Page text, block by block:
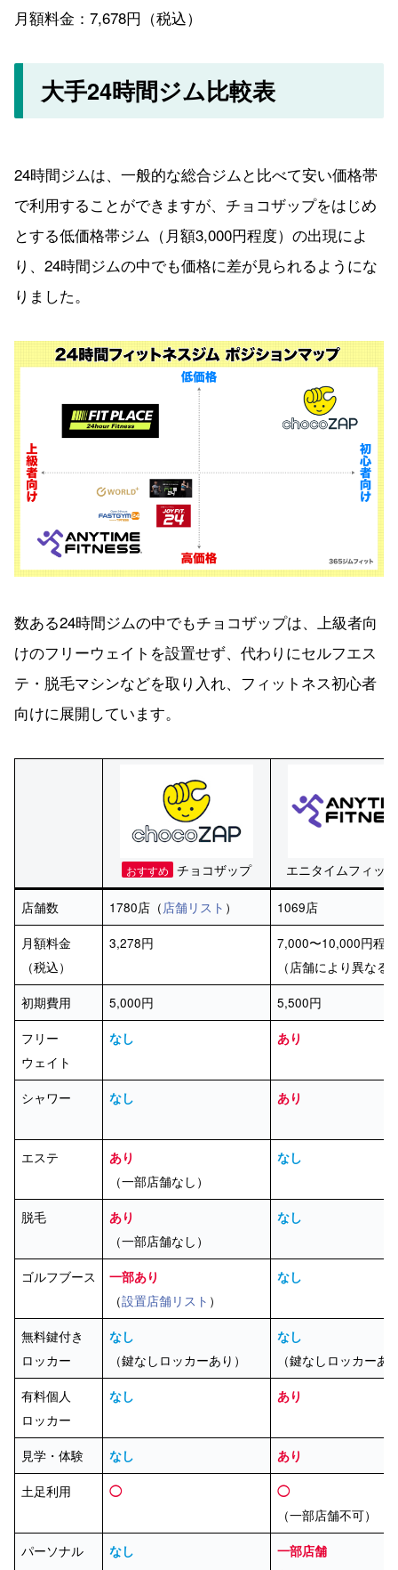
月額料金：7,678円（税込）
大手24時間ジム比較表
24時間ジムは、一般的な総合ジムと比べて安い価格帯
で利用することができますが、チョコザップをはじめ
とする低価格帯ジム（月額3,000円程度）の出現によ
り、24時間ジムの中でも価格に差が見られるようにな
りました。
数ある24時間ジムの中でもチョコザップは、上級者向
けのフリーウェイトを設置せず、代わりにセルフエス
テ・脱毛マシンなどを取り入れ、フィットネス初心者
向けに展開しています。
おすすめ チョコザップ エニタイムフィッ
店舗数 1780店（ 店舗リスト ）
1069店
月額料金
（税込）
3,278円
7,000〜10,000円程
（店舗により異なる
初期費用
5,000円
5,500円
フリー
ウェイト
なし あり
シャワー なし あり
エステ あり
（一部店舗なし）
なし
脱毛 あり
（一部店舗なし）
なし
ゴルフブース 一部あり
（設置店舗リスト ）
なし
無料鍵付き
ロッカー
なし
（鍵なしロッカーあり）
なし
（鍵なしロッカーあ
有料個人
ロッカー
なし あり
見学・体験 なし あり
土足利用 ◯ ◯
（一部店舗不可）
パーソナル
なし
一部店舗